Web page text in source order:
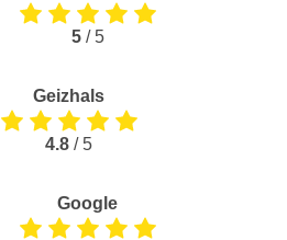
5/ 5
Geizhals
4.8 / 5
Google